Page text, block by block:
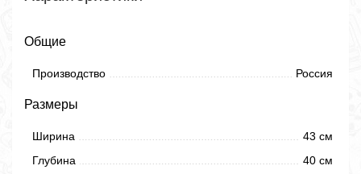
Общие
Производство Россия
Размеры
Ширина
43 см
Глубина
40 см